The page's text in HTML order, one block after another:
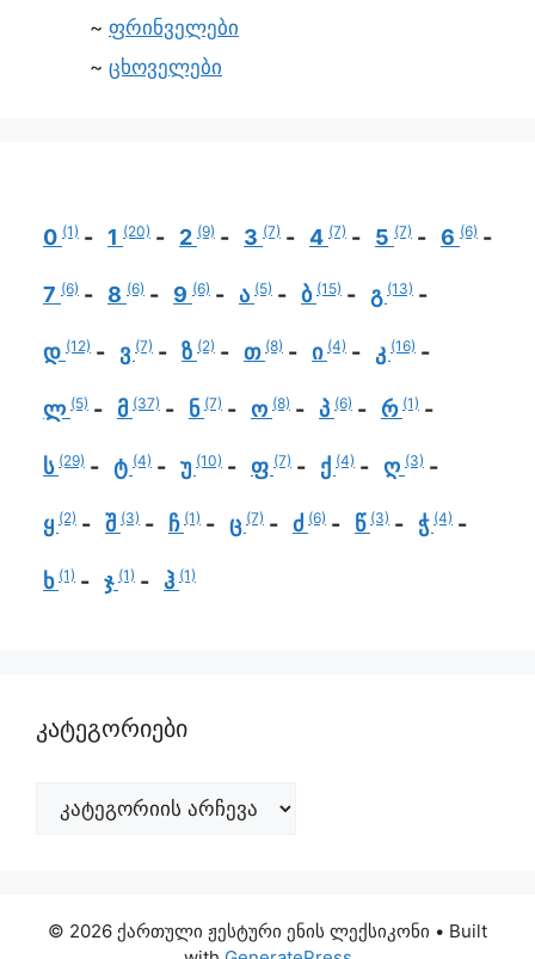
ფრინველები
ცხოველები
0 (1) 1 (20) 2 (9) 3 (7) 4 (7) 5 (7) 6 (6)
7 (6) 8 (6) 9 (6) ა (5) ბ (15) გ (13)
დ (12) ვ (7) ზ (2) თ (8) ი (4) კ (16)
ლ (5) მ (37) ნ (7) ო (8) პ (6) რ (1)
ს (29) ტ (4) უ (10) ფ (7) ქ (4) ღ (3)
ყ (2) შ (3) ჩ (1) ც (7) ძ (6) წ (3) ჭ (4)
ხ (1) ჯ (1) ჰ (1)
კატეგორიები
© 2026 ქართული ჟესტური ენის ლექსიკონი • Built